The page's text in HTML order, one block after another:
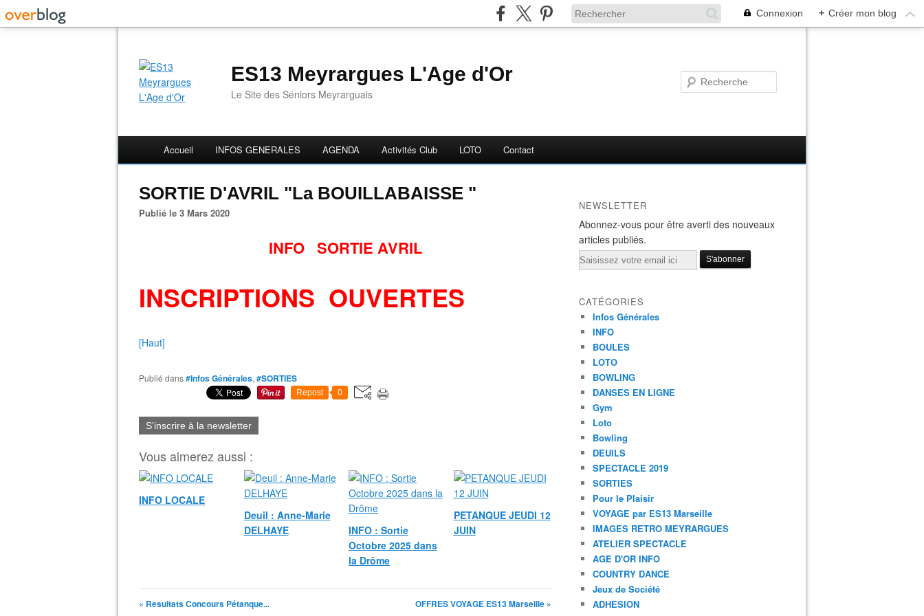
Connexion + Créer mon blog
ES13 Meyrargues L'Age d'Or
Le Site des Séniors Meyrarguais
Accueil INFOS GENERALES AGENDA Activités Club LOTO Contact
SORTIE D'AVRIL "La BOUILLABAISSE "
Publié le 3 Mars 2020
INFO SORTIE AVRIL
INSCRIPTIONS OUVERTES
[Haut]
Publié dans#Infos Générales, #SORTIES
Repost 0
S'inscrire à la newsletter
Vous aimerez aussi :
INFO LOCALE
Deuil : Anne-Marie
DELHAYE
INFO : Sortie
Octobre 2025 dans
la Drôme
PETANQUE JEUDI 12
JUIN
« Resultats Concours Pétanque... OFFRES VOYAGE ES13 Marseille »
NEWSLETTER
Abonnez-vous pour être averti des nouveaux
articles publiés.
Email
CATÉGORIES
Infos Générales
INFO
BOULES
LOTO
BOWLING
DANSES EN LIGNE
Gym
Loto
Bowling
DEUILS
SPECTACLE 2019
SORTIES
Pour le Plaisir
VOYAGE par ES13 Marseille
IMAGES RETRO MEYRARGUES
ATELIER SPECTACLE
AGE D'OR INFO
COUNTRY DANCE
Jeux de Société
ADHESION